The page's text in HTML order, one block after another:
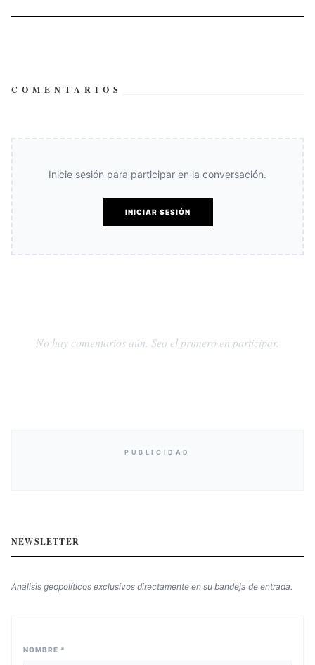
COMENTARIOS
Inicie sesión para participar en la conversación.
INICIAR SESIÓN
No hay comentarios aún. Sea el primero en participar.
PUBLICIDAD
NEWSLETTER
Análisis geopolíticos exclusivos directamente en su bandeja de entrada.
NOMBRE *